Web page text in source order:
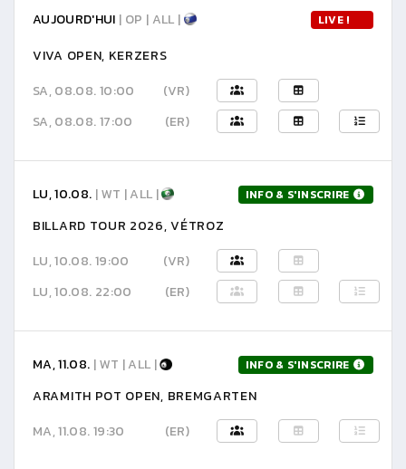
AUJOURD'HUI | OP | ALL | LIVE !
VIVA OPEN, KERZERS
SA, 08.08. 10:00
(VR)
SA, 08.08. 17:00
(ER)
LU, 10.08. | WT | ALL | INFO & S'INSCRIRE
BILLARD TOUR 2026, VÉTROZ
LU, 10.08. 19:00
(VR)
LU, 10.08. 22:00
(ER)
MA, 11.08. | WT | ALL | INFO & S'INSCRIRE
ARAMITH POT OPEN, BREMGARTEN
MA, 11.08. 19:30
(ER)